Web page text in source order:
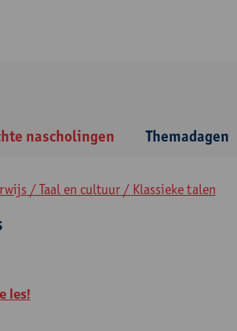
nascholingen Themadagen
/ Taal en cultuur / Klassieke talen
les!